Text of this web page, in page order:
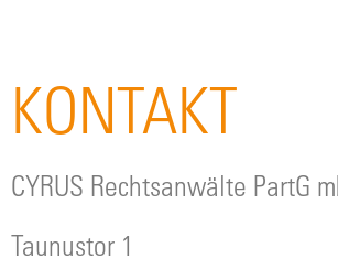
KONTAKT
CYRUS Rechtsanwälte PartG
Taunustor 1